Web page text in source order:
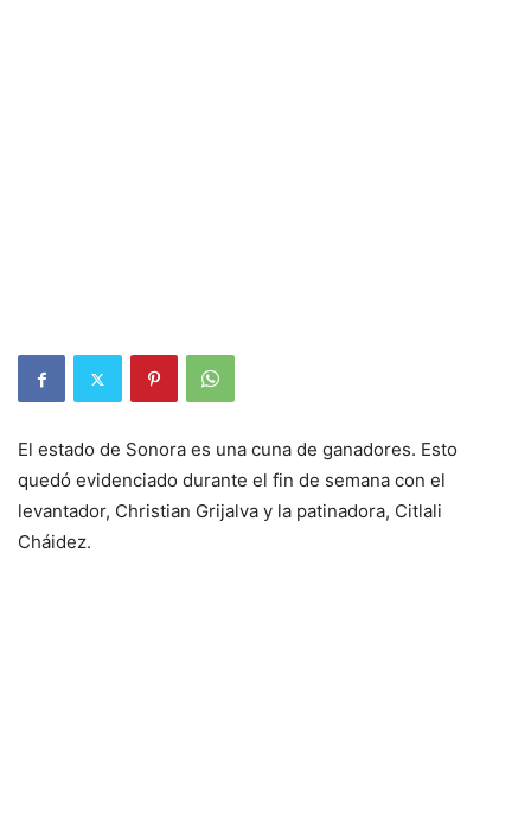
El estado de Sonora es una cuna de ganadores. Esto
quedó evidenciado durante el fin de semana con el
levantador, Christian Grijalva y la patinadora, Citlali
Cháidez.